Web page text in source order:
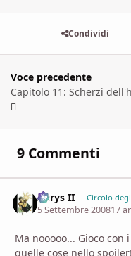
Condividi
Voce precedente
9 Commenti
Aerys II Circolo
5 Settembre 200817
Ma nooooo... Gioco
quelle cose nello